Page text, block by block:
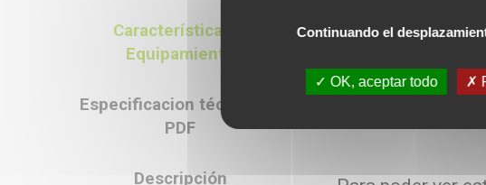
Continuando el
OK, aceptar todo
Características &
Equipamiento
Características
- Modelo de bañera
- Volumen del baño de
Especificacion técnica en
PDF
Descripción